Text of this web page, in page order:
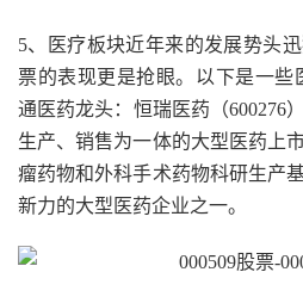
5、医疗板块近年来的发展势头
票的表现更是抢眼。以下是一些
通医药龙头：恒瑞医药（600276
生产、销售为一体的大型医药上
瘤药物和外科手术药物科研生产
新力的大型医药企业之一。